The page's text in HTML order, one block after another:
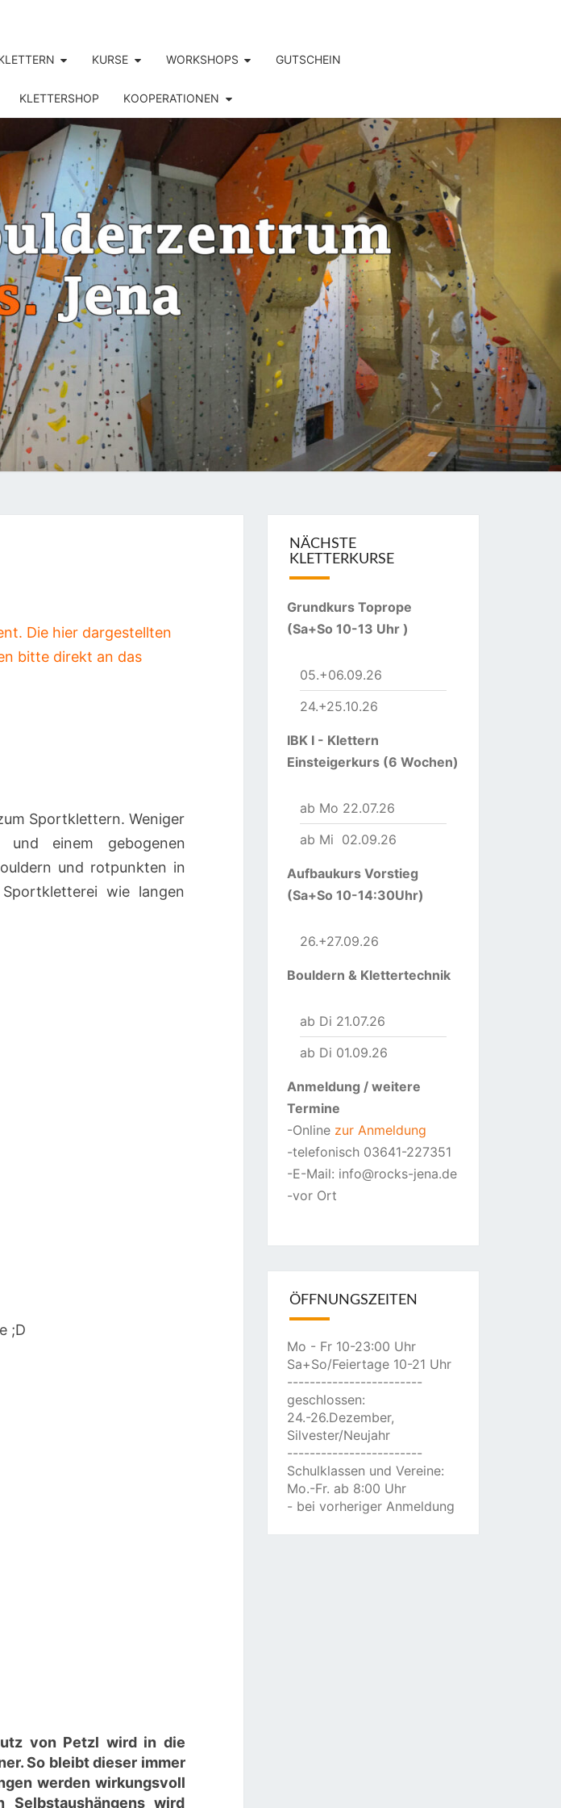
KURSE WORKSHOPS GUTSCHEIN
KLETTERSHOP KOOPERATIONEN
ROCKS.
JENA
Jena
Die hier dargestellten
bitte direkt an das
Sportklettern. Weniger
einem gebogenen
und rotpunkten in
wie langen
;D
von Petzl wird in die
So bleibt dieser immer
werden wirkungsvoll
wird
NÄCHSTE
KLETTERKURSE
Grundkurs Toprope
(Sa+So 10-13 Uhr )
05.+06.09.26
24.+25.10.26
IBK I - Klettern
Einsteigerkurs (6 Wochen)
ab Mo 22.07.26
ab Mi 02.09.26
Aufbaukurs Vorstieg
(Sa+So 10-14:30Uhr)
26.+27.09.26
Bouldern & Klettertechnik
ab Di 21.07.26
ab Di 01.09.26
Anmeldung / weitere
Termine
-Online zur Anmeldung
-telefonisch 03641-227351
-E-Mail: info@rocks-jena.de
-vor Ort
ÖFFNUNGSZEITEN
Mo - Fr 10-23:00 Uhr
Sa+So/Feiertage 10-21 Uhr
------------------------
geschlossen:
24.-26.Dezember,
Silvester/Neujahr
------------------------
Schulklassen und Vereine:
Mo.-Fr. ab 8:00 Uhr
- bei vorheriger Anmeldung